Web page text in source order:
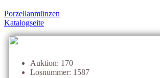
Porzellanmünzen
Katalogseite
Auktion: 170
Losnummer: 1587